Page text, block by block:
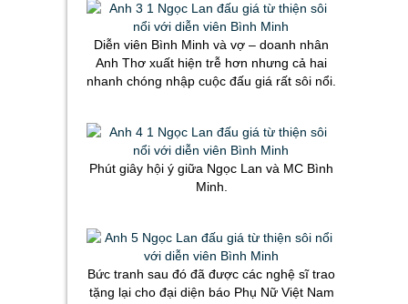
Diễn viên Bình Minh và vợ – doanh nhân
Anh Thơ xuất hiện trễ hơn nhưng cả hai
nhanh chóng nhập cuộc đấu giá rất sôi nổi.
Phút giây hội ý giữa Ngọc Lan và MC Bình
Minh.
Bức tranh sau đó đã được các nghệ sĩ trao
tặng lại cho đại diện báo Phụ Nữ Việt Nam